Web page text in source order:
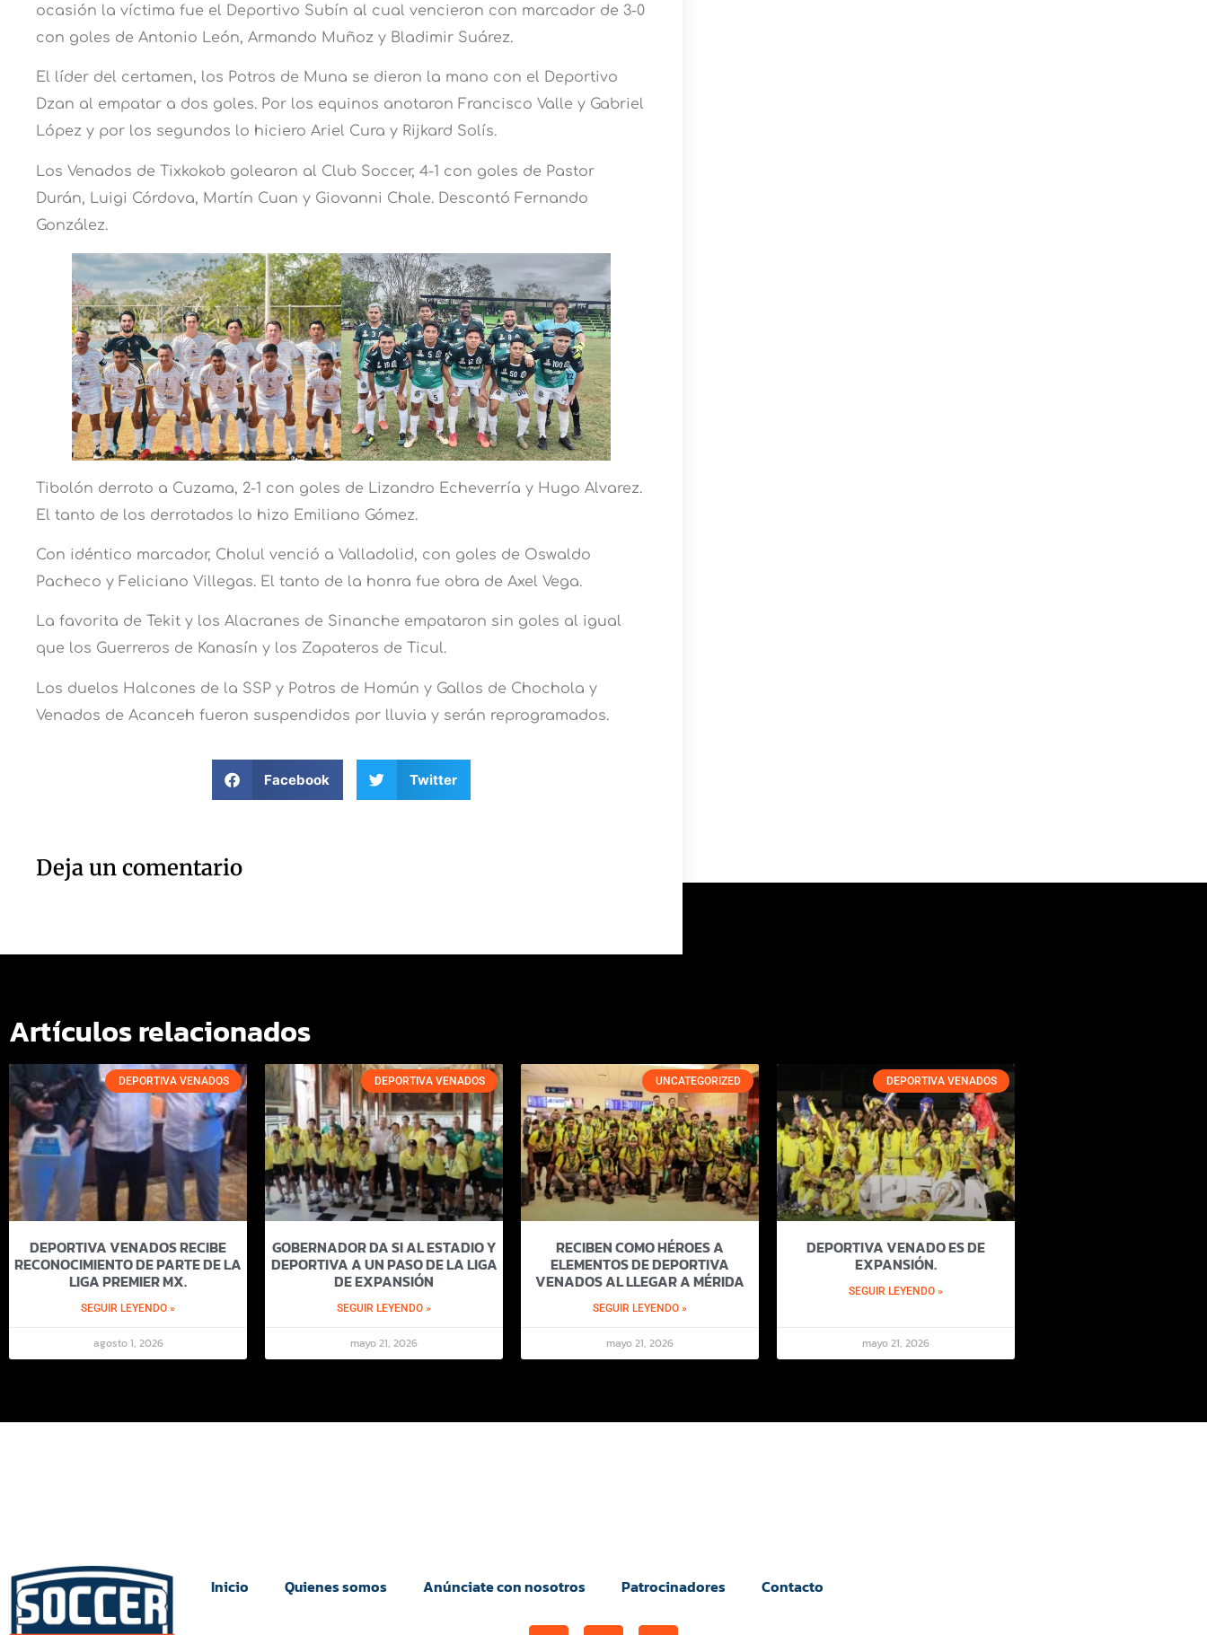
ocasión la víctima fue el Deportivo Subín al cual vencieron con marcador de 3-0
con goles de Antonio León, Armando Muñoz y Bladimir Suárez.
El líder del certamen, los Potros de Muna se dieron la mano con el Deportivo
Dzan al empatar a dos goles. Por los equinos anotaron Francisco Valle y Gabriel
López y por los segundos lo hiciero Ariel Cura y Rijkard Solís.
Los Venados de Tixkokob golearon al Club Soccer, 4-1 con goles de Pastor
Durán, Luigi Córdova, Martín Cuan y Giovanni Chale. Descontó Fernando
González.
Tibolón derroto a Cuzama, 2-1 con goles de Lizandro Echeverría y Hugo Alvarez.
El tanto de los derrotados lo hizo Emiliano Gómez.
Con idéntico marcador, Cholul venció a Valladolid, con goles de Oswaldo
Pacheco y Feliciano Villegas. El tanto de la honra fue obra de Axel Vega.
La favorita de Tekit y los Alacranes de Sinanche empataron sin goles al igual
que los Guerreros de Kanasín y los Zapateros de Ticul.
Los duelos Halcones de la SSP y Potros de Homún y Gallos de Chochola y
Venados de Acanceh fueron suspendidos por lluvia y serán reprogramados.
Facebook Twitter
Deja un comentario
Artículos relacionados
DEPORTIVA VENADOS
DEPORTIVA VENADOS RECIBE
RECONOCIMIENTO DE PARTE DE LA
LIGA PREMIER MX.
SEGUIR LEYENDO »
agosto 1, 2026
DEPORTIVA VENADOS
GOBERNADOR DA SI AL ESTADIO Y
DEPORTIVA A UN PASO DE LA LIGA
DE EXPANSIÓN
SEGUIR LEYENDO »
mayo 21, 2026
UNCATEGORIZED
RECIBEN COMO HÉROES A
ELEMENTOS DE DEPORTIVA
VENADOS AL LLEGAR A MÉRIDA
SEGUIR LEYENDO »
mayo 21, 2026
DEPORTIVA VENADOS
DEPORTIVA VENADO ES DE
EXPANSIÓN.
SEGUIR LEYENDO »
mayo 21, 2026
Inicio Quienes somos Anúnciate con nosotros Patrocinadores Contacto